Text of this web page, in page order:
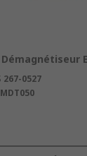
267-0527
MDT050